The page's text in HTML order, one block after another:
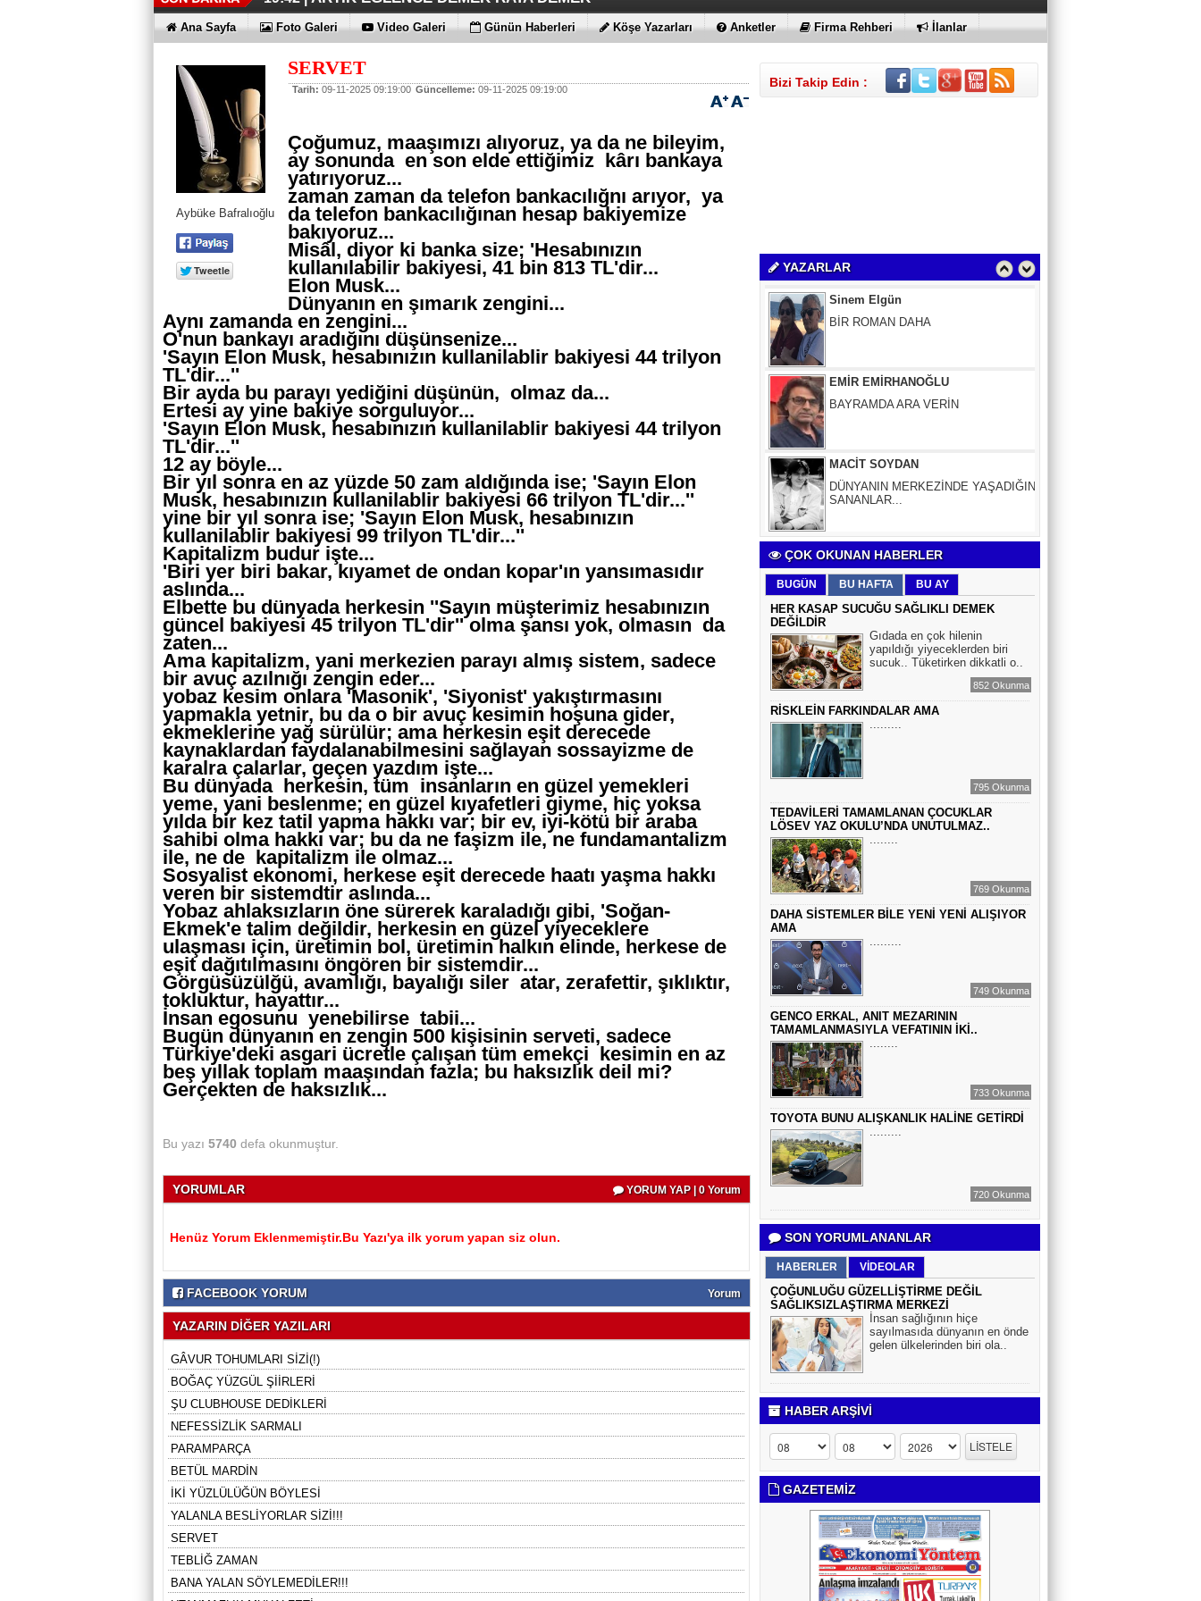
19:38 |İŞTE OYAK ÇİMENTO FARKI
19:36 |HER YÖNÜYLE MAXİMUM
19:30 |ÜÇÜNCÜ KEZ BULUTLARIN FATİHİ İLAN EDİLDİLER
19:27 |HOMEPORT STRATEJİSİ MİLYONLARCA DOLARLIK EKONOMİK KATKI
SAĞLIYOR
07:09 |İŞTE O 500
Ana Sayfa Foto Galeri Video Galeri Günün Haberleri Köşe Yazarları Anketler Firma Rehberi İlanlar
Aybüke Bafralıoğlu
SERVET
Tarih: 09-11-2025 09:19:00 Güncelleme: 09-11-2025 09:19:00
Çoğumuz, maaşımızı alıyoruz, ya da ne bileyim,
ay sonunda en son elde ettiğimiz kârı bankaya
yatırıyoruz...
zaman zaman da telefon bankacılığnı arıyor, ya
da telefon bankacılığınan hesap bakiyemize
bakıyoruz...
Misâl, diyor ki banka size; 'Hesabınızın
kullanılabilir bakiyesi, 41 bin 813 TL'dir...
Elon Musk...
Dünyanın en şımarık zengini...
Aynı zamanda en zengini...
O'nun bankayı aradığını düşünsenize...
'Sayın Elon Musk, hesabınızın kullanilablir bakiyesi 44 trilyon
TL'dir...''
Bir ayda bu parayı yediğini düşünün, olmaz da...
Ertesi ay yine bakiye sorguluyor...
'Sayın Elon Musk, hesabınızın kullanilablir bakiyesi 44 trilyon
TL'dir...''
12 ay böyle...
Bir yıl sonra en az yüzde 50 zam aldığında ise; 'Sayın Elon
Musk, hesabınızın kullanilablir bakiyesi 66 trilyon TL'dir...''
yine bir yıl sonra ise; 'Sayın Elon Musk, hesabınızın
kullanilablir bakiyesi 99 trilyon TL'dir...''
Kapitalizm budur işte...
'Biri yer biri bakar, kıyamet de ondan kopar'ın yansımasıdır
aslında...
Elbette bu dünyada herkesin ''Sayın müşterimiz hesabınızın
güncel bakiyesi 45 trilyon TL'dir'' olma şansı yok, olmasın da
zaten...
Ama kapitalizm, yani merkezien parayı almış sistem, sadece
bir avuç azılnığı zengin eder...
yobaz kesim onlara 'Masonik', 'Siyonist' yakıştırmasını
yapmakla yetnir, bu da o bir avuç kesimin hoşuna gider,
ekmeklerine yağ sürülür; ama herkesin eşit derecede
kaynaklardan faydalanabilmesini sağlayan sossayizme de
karalra çalarlar, geçen yazdım işte...
Bu dünyada herkesin, tüm insanların en güzel yemekleri
yeme, yani beslenme; en güzel kıyafetleri giyme, hiç yoksa
yılda bir kez tatil yapma hakkı var; bir ev, iyi-kötü bir araba
sahibi olma hakkı var; bu da ne faşizm ile, ne fundamantalizm
ile, ne de kapitalizm ile olmaz...
Sosyalist ekonomi, herkese eşit derecede haatı yaşma hakkı
veren bir sistemdtir aslında...
Yobaz ahlaksızların öne sürerek karaladığı gibi, 'Soğan-
Ekmek'e talim değildir, herkesin en güzel yiyeceklere
ulaşması için, üretimin bol, üretimin halkın elinde, herkese de
eşit dağıtılmasını öngören bir sistemdir...
Görgüsüzülğü, avamlığı, bayalığı siler atar, zerafettir, şıklıktır,
tokluktur, hayattır...
İnsan egosunu yenebilirse tabii...
Bugün dünyanın en zengin 500 kişisinin serveti, sadece
Türkiye'deki asgari ücretle çalışan tüm emekçi kesimin en az
beş yıllak toplam maaşından fazla; bu haksızlık deil mi?
Gerçekten de haksızlık...
Bu yazı 5740 defa okunmuştur.
YORUMLAR YORUM YAP | 0 Yorum
Henüz Yorum Eklenmemiştir.Bu Yazı'ya ilk yorum yapan siz olun.
FACEBOOK YORUM Yorum
YAZARIN DİĞER YAZILARI
GÂVUR TOHUMLARI SİZİ(!)
BOĞAÇ YÜZGÜL ŞİİRLERİ
ŞU CLUBHOUSE DEDİKLERİ
NEFESSİZLİK SARMALI
PARAMPARÇA
BETÜL MARDİN
İKİ YÜZLÜLÜĞÜN BÖYLESİ
YALANLA BESLİYORLAR SİZİ!!!
SERVET
TEBLİĞ ZAMAN
BANA YALAN SÖYLEMEDİLER!!!
Bizi Takip Edin :
YAZARLAR
BİR ROMAN DAHA
EMİR EMİRHANOĞLU
MACİT SOYDAN
Aybüke Bafralıoğlu
FORO KÜLTÜRÜNÜN TRİBÜN
BOĞAÇ YÜZGÜL
TURİZM VE EĞİTİM
Mr.Hiko...
KORKU VE ŞÜPHE
DÜŞMANLARINIZDIR...
Çiğdem Yorgancıoğlu
İkilikli ve İkircikli Tabiat Diyalektiğinde
Mobius Spiral Mucizeler, Akış ve Doğa
Döngüsünün Bilgeliği...
Sinem Elgün
BİR ROMAN DAHA
EMİR EMİRHANOĞLU
BAYRAMDA ARA VERİN
MACİT SOYDAN
DÜNYANIN MERKEZİNDE YAŞADIĞINI
SANANLAR...
ÇOK OKUNAN HABERLER
BUGÜN BU HAFTA BU AY
HER KASAP SUCUĞU SAĞLIKLI DEMEK
DEĞİLDİR
Gıdada en çok hilenin
yapıldığı yiyeceklerden biri
sucuk.. Tüketirken dikkatli o..
852 Okunma
RİSKLEİN FARKINDALAR AMA
.........
795 Okunma
TEDAVİLERİ TAMAMLANAN ÇOCUKLAR
LÖSEV YAZ OKULU’NDA UNUTULMAZ..
........
769 Okunma
DAHA SİSTEMLER BİLE YENİ YENİ ALIŞIYOR
AMA
.........
749 Okunma
GENCO ERKAL, ANIT MEZARININ
TAMAMLANMASIYLA VEFATININ İKİ..
........
733 Okunma
TOYOTA BUNU ALIŞKANLIK HALİNE GETİRDİ
.........
720 Okunma
SON YORUMLANANLAR
HABERLER VİDEOLAR
ÇOĞUNLUĞU GÜZELLİŞTİRME DEĞİL
SAĞLIKSIZLAŞTIRMA MERKEZİ
İnsan sağlığının hiçe
sayılmasıda dünyanın en önde
gelen ülkelerinden biri ola..
HABER ARŞİVİ
GAZETEMİZ